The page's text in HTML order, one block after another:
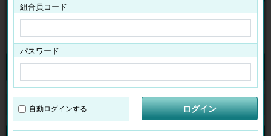
くらしのサービス マイページ
検索
組合員コード
パスワード
自動ログインする ログイン